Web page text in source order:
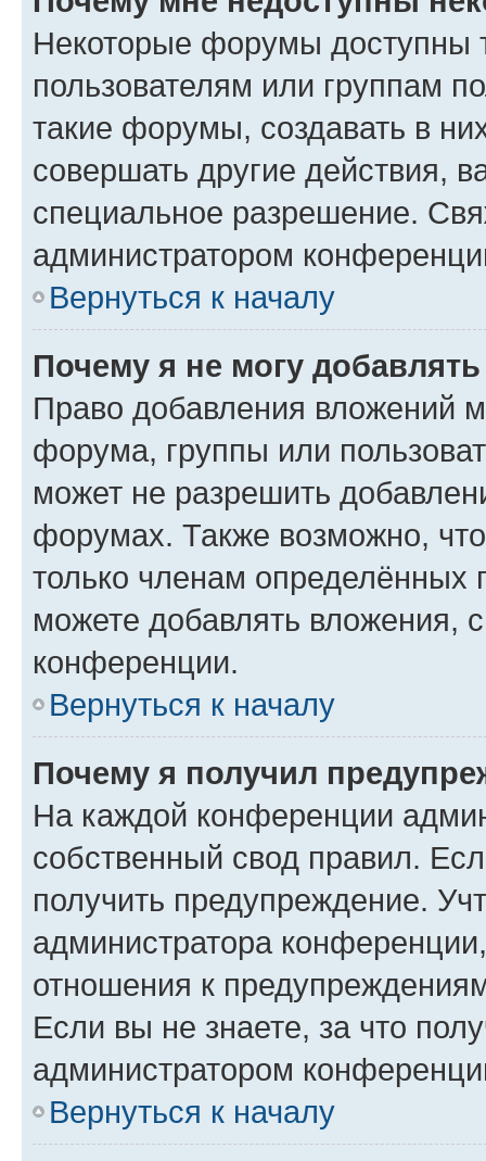
Некоторые форумы доступны
пользователям или группам
такие форумы, создавать в
совершать другие действия,
специальное разрешение.
администратором
Вернуться к началу
Почему я не могу
Право добавления вложений
форума, группы или
может не разрешить
форумах. Также возможно,
только членам определённых
можете добавлять вложения,
конференции.
Вернуться к началу
Почему я получил
На каждой конференции
собственный свод правил.
получить предупреждение.
администратора
отношения к
Если вы не знаете, за что
администратором
Вернуться к началу